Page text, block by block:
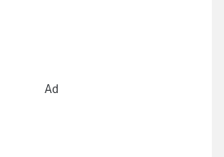
Ad